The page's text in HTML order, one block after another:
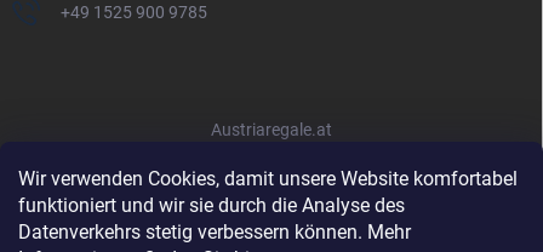
Wir verwenden Cookies, damit unsere Website komfortabel
funktioniert und wir sie durch die Analyse des
Datenverkehrs stetig verbessern können. Mehr
+49 1525 900 9785
Austriaregale.at